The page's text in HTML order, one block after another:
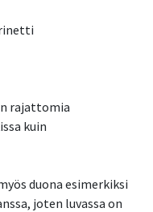
rajattomia
kuin
duona esimerkiksi
joten luvassa on